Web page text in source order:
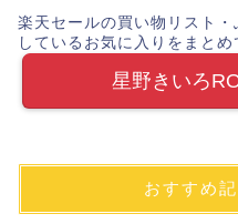
楽天セールの買い物リスト
しているお気に入りをまとめ
星野きいろ
おすすめ